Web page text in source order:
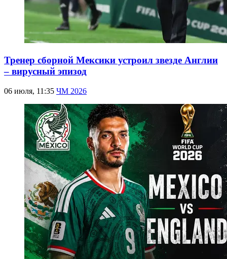
Тренер сборной Мексики устроил звезде Англии
– вирусный эпизод
06 июля, 11:35 ЧМ 2026